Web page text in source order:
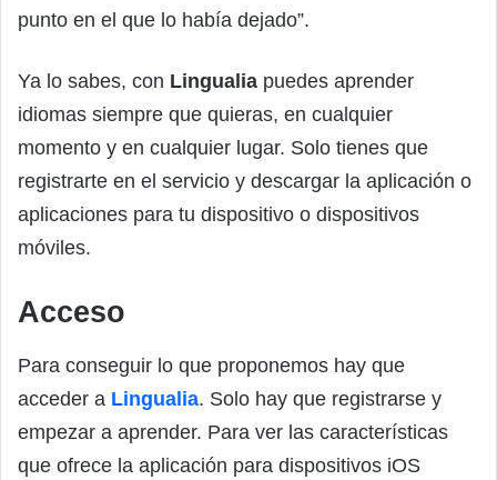
punto en el que lo había dejado”.
Ya lo sabes, con Lingualia puedes aprender
idiomas siempre que quieras, en cualquier
momento y en cualquier lugar. Solo tienes que
registrarte en el servicio y descargar la aplicación o
aplicaciones para tu dispositivo o dispositivos
móviles.
Acceso
Para conseguir lo que proponemos hay que
acceder a Lingualia. Solo hay que registrarse y
empezar a aprender. Para ver las características
que ofrece la aplicación para dispositivos iOS